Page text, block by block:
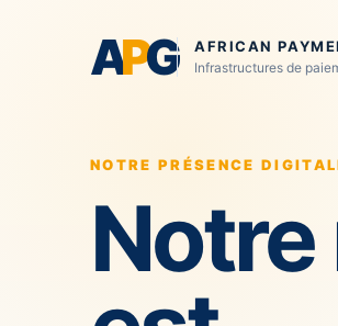
APG AFRICAN
Infrastructures de
NOTRE PRÉSENCE